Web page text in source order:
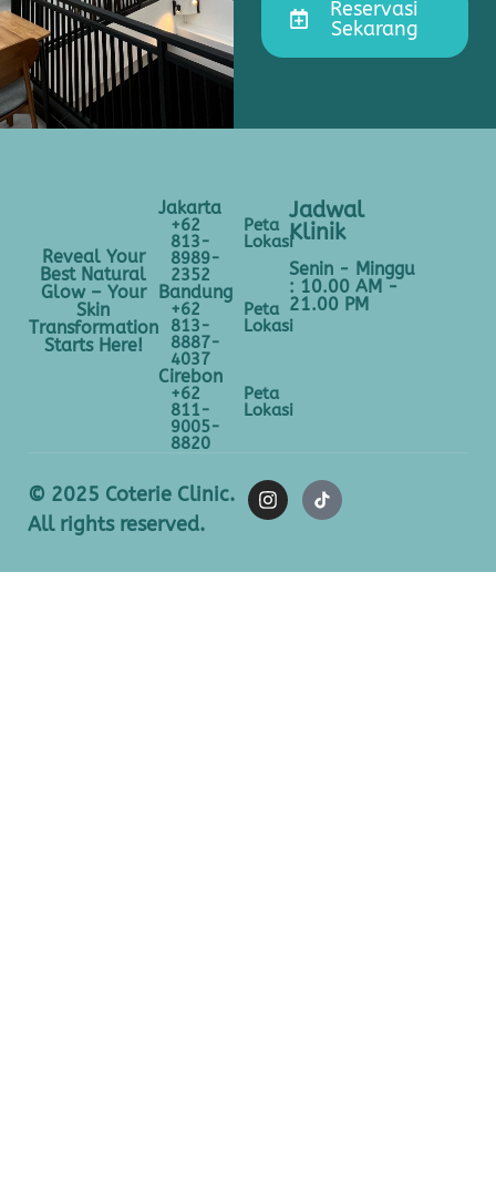
Reservasi
Sekarang
Reveal Your
Best Natural
Glow – Your
Skin
Transformation
Starts Here!
Jakarta
+62
813-
8989-
2352
Peta
Lokasi
Bandung
+62
813-
8887-
4037
Peta
Lokasi
Cirebon
+62
811-
9005-
8820
Peta
Lokasi
Jadwal
Klinik
Senin - Minggu
: 10.00 AM -
21.00 PM
© 2025 Coterie Clinic.
All rights reserved.